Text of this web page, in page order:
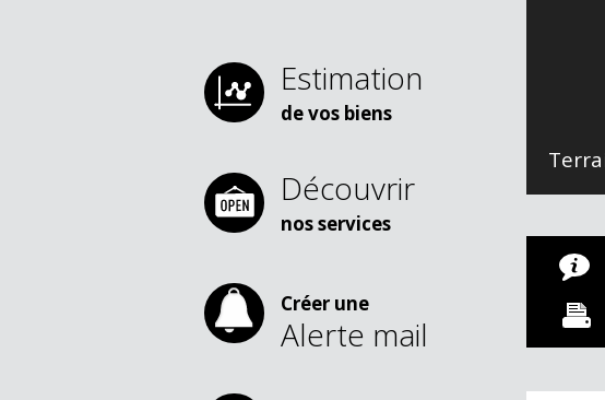
Estimation
de vos biens
Découvrir
nos services
Créer une
Alerte mail